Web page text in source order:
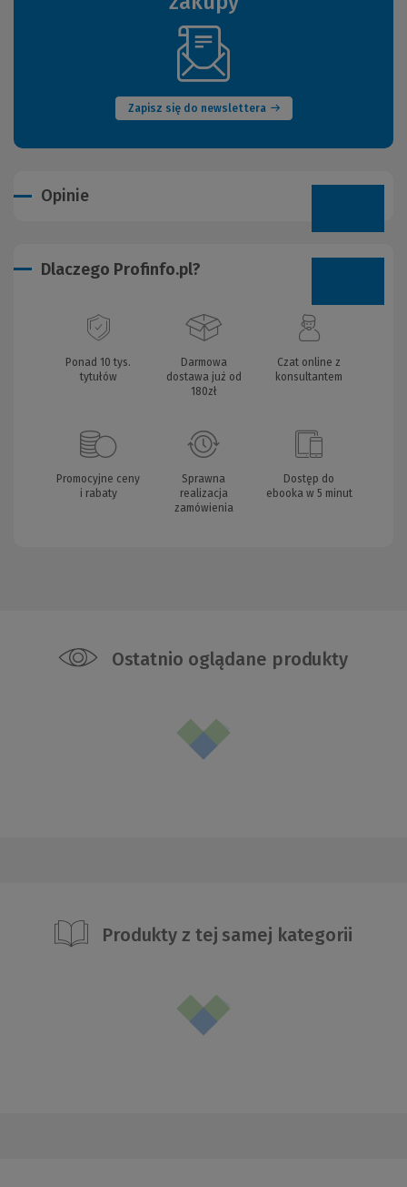
Zapisz się do newslettera
(Nowe
okno)
Opinie
Dlaczego Profinfo.pl?
Ponad 10 tys.
tytułów
Darmowa
dostawa już od
180zł
Czat online z
konsultantem
Promocyjne ceny
i rabaty
Sprawna
realizacja
zamówienia
Dostęp do
ebooka w 5 minut
Ostatnio oglądane produkty
Produkty z tej samej kategorii